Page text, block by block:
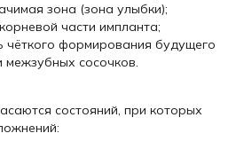
зона (зона улыбки);
части импланта;
чёткого формирования будущего
межзубных сосочков.
состояний, при которых